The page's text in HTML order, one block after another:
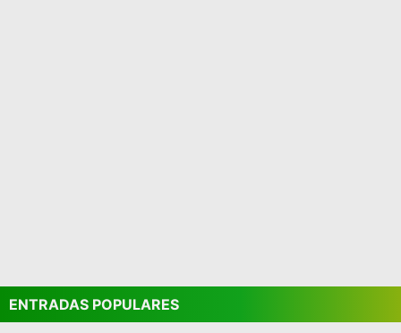
ENTRADAS POPULARES